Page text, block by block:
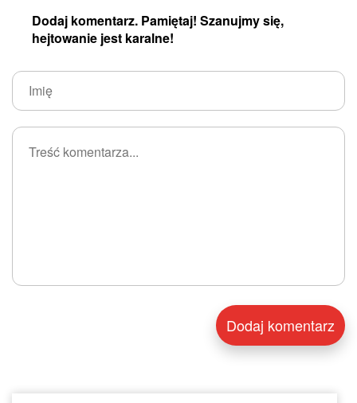
Dodaj komentarz. Pamiętaj! Szanujmy się,
hejtowanie jest karalne!